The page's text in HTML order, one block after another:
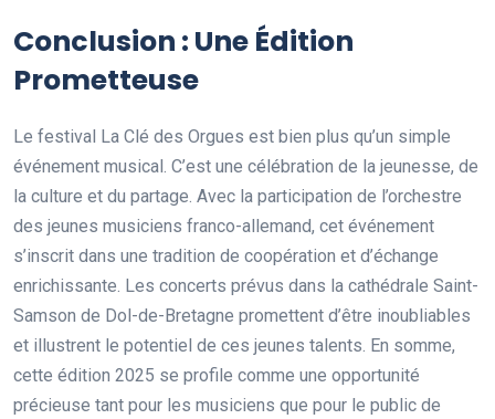
Conclusion : Une Édition
Prometteuse
Le festival La Clé des Orgues est bien plus qu’un simple
événement musical. C’est une célébration de la jeunesse, de
la culture et du partage. Avec la participation de l’orchestre
des jeunes musiciens franco-allemand, cet événement
s’inscrit dans une tradition de coopération et d’échange
enrichissante. Les concerts prévus dans la cathédrale Saint-
Samson de Dol-de-Bretagne promettent d’être inoubliables
et illustrent le potentiel de ces jeunes talents. En somme,
cette édition 2025 se profile comme une opportunité
précieuse tant pour les musiciens que pour le public de